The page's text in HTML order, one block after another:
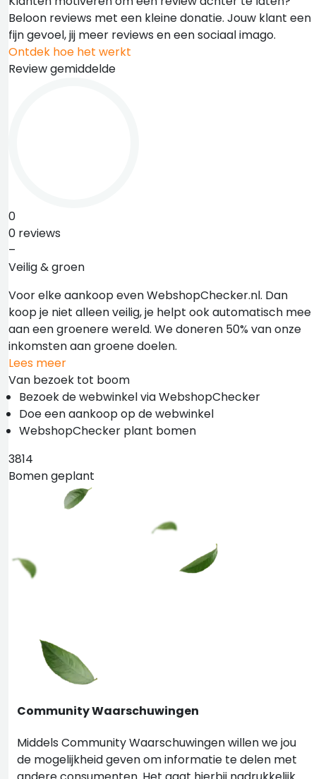
Beloon reviews met een kleine donatie. Jouw klant een
fijn gevoel, jij meer reviews en een sociaal imago.
Ontdek hoe het werkt
Review gemiddelde
0
0 reviews
–
Veilig & groen
Voor elke aankoop even WebshopChecker.nl. Dan
koop je niet alleen veilig, je helpt ook automatisch mee
aan een groenere wereld. We doneren 50% van onze
inkomsten aan groene doelen.
Lees meer
Van bezoek tot boom
Bezoek de webwinkel via WebshopChecker
Doe een aankoop op de webwinkel
WebshopChecker plant bomen
3814
Bomen geplant
Community Waarschuwingen
Middels Community Waarschuwingen willen we jou
de mogelijkheid geven om informatie te delen met